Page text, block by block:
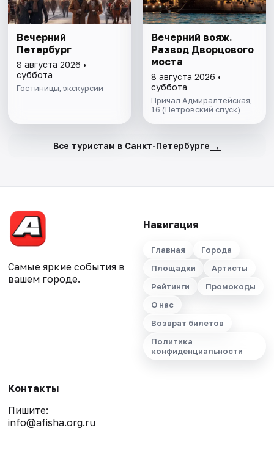
Вечерний
Петербург
8 августа 2026 •
суббота
Гостиницы, экскурсии
Вечерний вояж.
Развод Дворцового
моста
8 августа 2026 •
суббота
Причал Адмиралтейская,
16 (Петровский спуск)
Все туристам в Санкт-Петербурге →
Самые яркие события в
вашем городе.
Навигация
Главная
Города
Площадки
Артисты
Рейтинги
Промокоды
О нас
Возврат билетов
Политика
конфиденциальности
Контакты
Пишите:
info@afisha.org.ru